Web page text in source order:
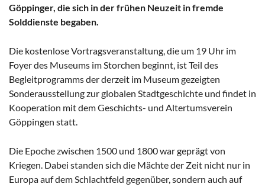
Göppinger, die sich in der frühen Neuzeit in fremde
Solddienste begaben.
Die kostenlose Vortragsveranstaltung, die um 19 Uhr im
Foyer des Museums im Storchen beginnt, ist Teil des
Begleitprogramms der derzeit im Museum gezeigten
Sonderausstellung zur globalen Stadtgeschichte und findet in
Kooperation mit dem Geschichts- und Altertumsverein
Göppingen statt.
Die Epoche zwischen 1500 und 1800 war geprägt von
Kriegen. Dabei standen sich die Mächte der Zeit nicht nur in
Europa auf dem Schlachtfeld gegenüber, sondern auch auf